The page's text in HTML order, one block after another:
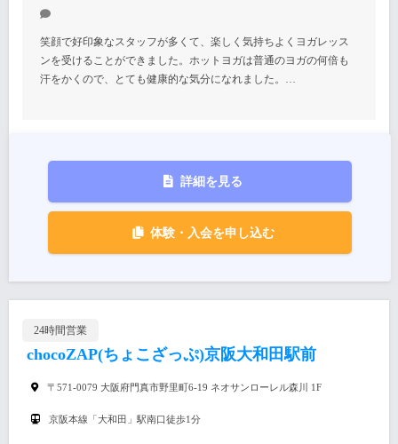
笑顔で好印象なスタッフが多くて、楽しく気持ちよくヨガレッス
ンを受けることができました。ホットヨガは普通のヨガの何倍も
汗をかくので、とても健康的な気分になれました。…
詳細を見る
体験・入会を申し込む
24時間営業
chocoZAP(ちょこざっぷ)京阪大和田駅前
〒571-0079 大阪府門真市野里町6-19 ネオサンローレル森川 1F
京阪本線「大和田」駅南口徒歩1分